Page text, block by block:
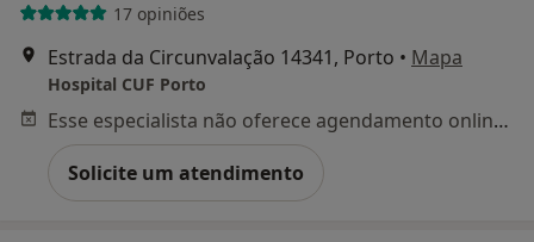
17 opiniões
Estrada da Circunvalação 14341, Porto • Mapa
Hospital CUF Porto
Esse especialista não oferece agendamento online para esse endereço.
Solicite um atendimento